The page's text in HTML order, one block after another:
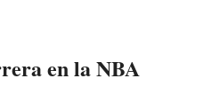
en la NBA